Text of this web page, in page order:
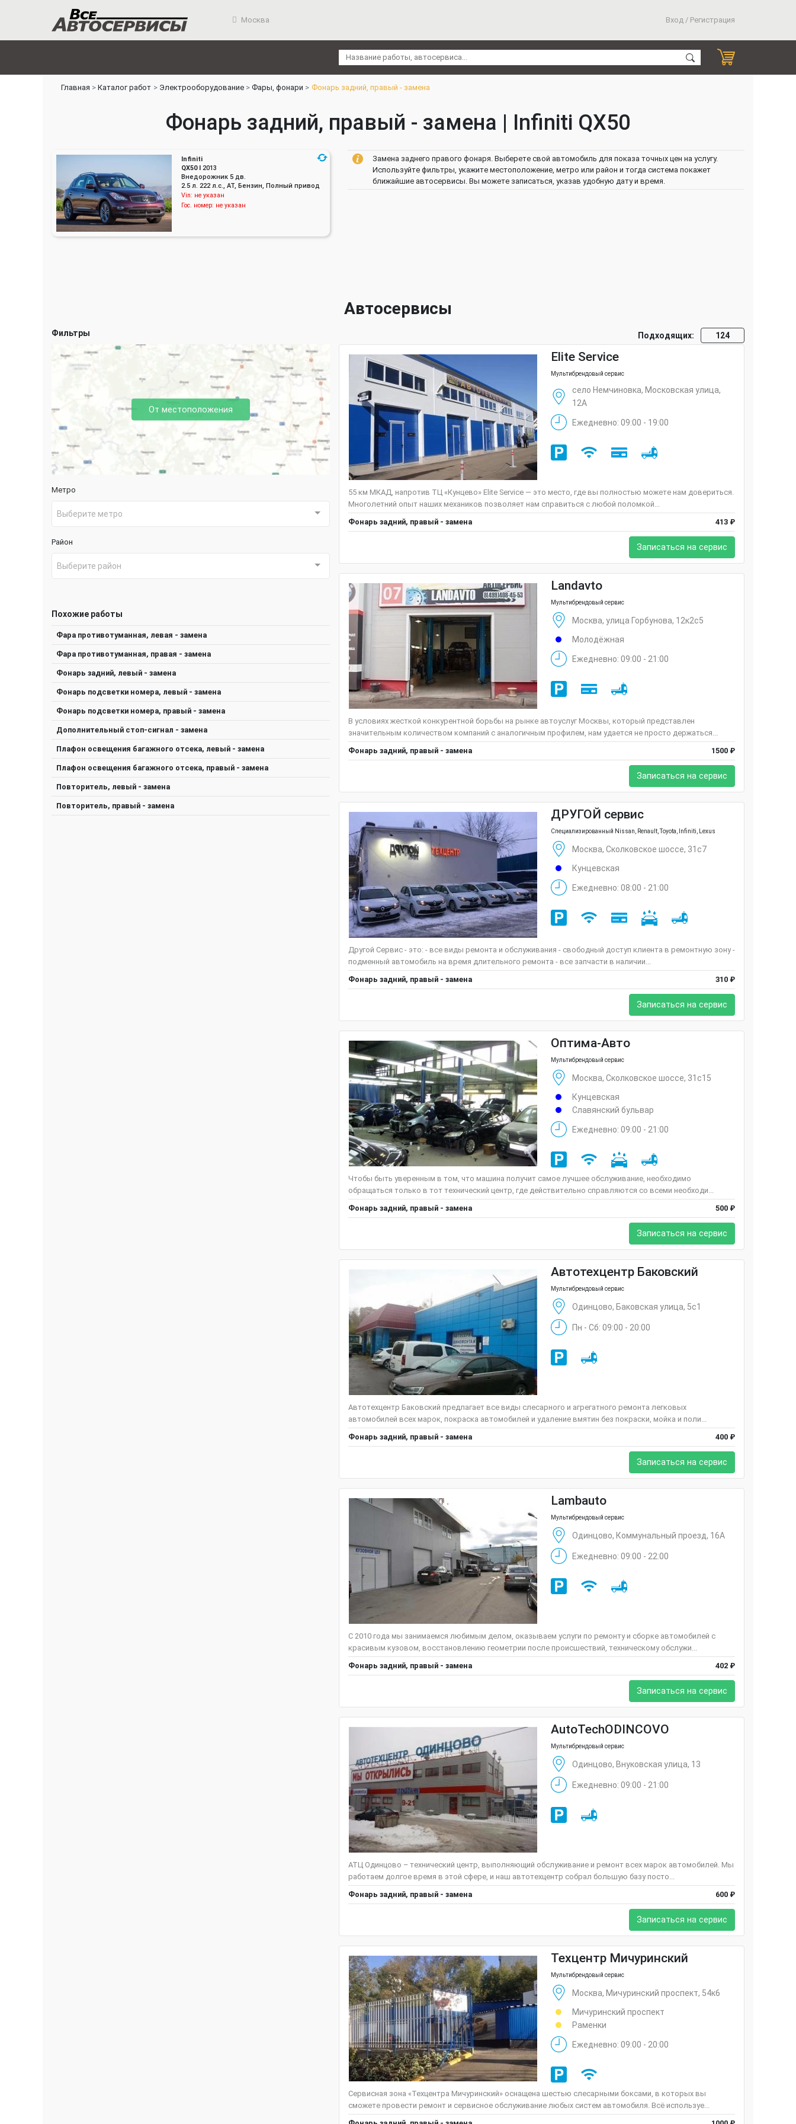
Москва Вход / Регистрация
Главная Каталог работ Электрооборудование Фары, фонари Фонарь задний, правый - замена
Фонарь задний, правый - замена | Infiniti QX50
Infiniti
QX50 I 2013
Внедорожник 5 дв.
2.5 л. 222 л.с., AT, Бензин, Полный привод
Vin: не указан
Гос. номер: не указан
Замена заднего правого фонаря. Выберете свой автомобиль для показа точных цен на услугу.
Используйте фильтры, укажите местоположение, метро или район и тогда система покажет
ближайшие автосервисы. Вы можете записаться, указав удобную дату и время.
Автосервисы
Фильтры
От местоположения
Метро
Выберите метро
Район
Выберите район
Похожие работы
Фара противотуманная, левая - замена
Фара противотуманная, правая - замена
Фонарь задний, левый - замена
Фонарь подсветки номера, левый - замена
Фонарь подсветки номера, правый - замена
Дополнительный стоп-сигнал - замена
Плафон освещения багажного отсека, левый - замена
Плафон освещения багажного отсека, правый - замена
Повторитель, левый - замена
Повторитель, правый - замена
Подходящих: 124
Elite Service
Мультибрендовый сервис
село Немчиновка, Московская улица,
12А
Ежедневно: 09:00 - 19:00
55 км МКАД, напротив ТЦ «Кунцево» Elite Service — это место, где вы полностью можете нам довериться.
Многолетний опыт наших механиков позволяет нам справиться с любой поломкой...
Фонарь задний, правый - замена
413 ₽
Записаться на сервис
Landavto
Мультибрендовый сервис
Москва, улица Горбунова, 12к2с5
Молодёжная
Ежедневно: 09:00 - 21:00
В условиях жесткой конкурентной борьбы на рынке автоуслуг Москвы, который представлен
значительным количеством компаний с аналогичным профилем, нам удается не просто держаться...
Фонарь задний, правый - замена
1500 ₽
Записаться на сервис
ДРУГОЙ сервис
Специализированный Nissan, Renault, Toyota, Infiniti, Lexus
Москва, Сколковское шоссе, 31с7
Кунцевская
Ежедневно: 08:00 - 21:00
Другой Сервис - это: - все виды ремонта и обслуживания - свободный доступ клиента в ремонтную зону -
подменный автомобиль на время длительного ремонта - все запчасти в наличии...
Фонарь задний, правый - замена
310 ₽
Записаться на сервис
Оптима-Авто
Мультибрендовый сервис
Москва, Сколковское шоссе, 31с15
Кунцевская
Славянский бульвар
Ежедневно: 09:00 - 21:00
Чтобы быть уверенным в том, что машина получит самое лучшее обслуживание, необходимо
обращаться только в тот технический центр, где действительно справляются со всеми необходи...
Фонарь задний, правый - замена
500 ₽
Записаться на сервис
Автотехцентр Баковский
Мультибрендовый сервис
Одинцово, Баковская улица, 5с1
Пн - Сб: 09:00 - 20:00
Автотехцентр Баковский предлагает все виды слесарного и агрегатного ремонта легковых
автомобилей всех марок, покраска автомобилей и удаление вмятин без покраски, мойка и поли...
Фонарь задний, правый - замена
400 ₽
Записаться на сервис
Lambauto
Мультибрендовый сервис
Одинцово, Коммунальный проезд, 16А
Ежедневно: 09:00 - 22:00
С 2010 года мы занимаемся любимым делом, оказываем услуги по ремонту и сборке автомобилей с
красивым кузовом, восстановлению геометрии после происшествий, техническому обслужи...
Фонарь задний, правый - замена
402 ₽
Записаться на сервис
AutoTechОDINCOVO
Мультибрендовый сервис
Одинцово, Внуковская улица, 13
Ежедневно: 09:00 - 21:00
АТЦ Одинцово – технический центр, выполняющий обслуживание и ремонт всех марок автомобилей. Мы
работаем долгое время в этой сфере, и наш автотехцентр собрал большую базу посто...
Фонарь задний, правый - замена
600 ₽
Записаться на сервис
Техцентр Мичуринский
Мультибрендовый сервис
Москва, Мичуринский проспект, 54к6
Мичуринский проспект
Раменки
Ежедневно: 09:00 - 20:00
Сервисная зона «Техцентра Мичуринский» оснащена шестью слесарными боксами, в которых вы
сможете провести ремонт и сервисное обслуживание любых систем автомобиля. Всё используе...